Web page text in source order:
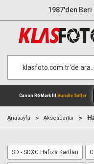
1987'den
Canon R6 Mark
Anasayfa Aksesuarlar
SD - SDXC Hafıza Kartları